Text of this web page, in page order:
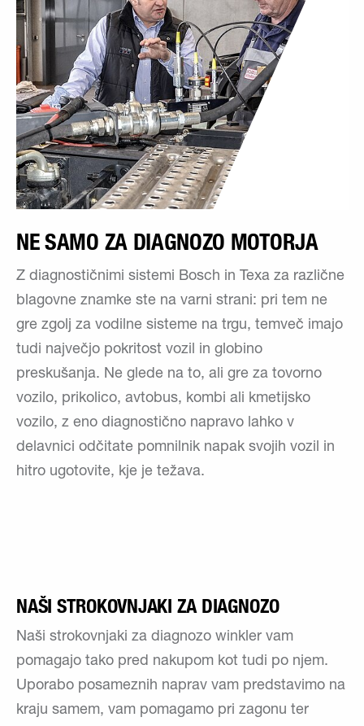
NE SAMO ZA DIAGNOZO MOTORJA
Z diagnostičnimi sistemi Bosch in Texa za različne
blagovne znamke ste na varni strani: pri tem ne
gre zgolj za vodilne sisteme na trgu, temveč imajo
tudi največjo pokritost vozil in globino
preskušanja. Ne glede na to, ali gre za tovorno
vozilo, prikolico, avtobus, kombi ali kmetijsko
vozilo, z eno diagnostično napravo lahko v
delavnici odčitate pomnilnik napak svojih vozil in
hitro ugotovite, kje je težava.
NAŠI STROKOVNJAKI ZA DIAGNOZO
Naši strokovnjaki za diagnozo winkler vam
pomagajo tako pred nakupom kot tudi po njem.
Uporabo posameznih naprav vam predstavimo na
kraju samem, vam pomagamo pri zagonu ter